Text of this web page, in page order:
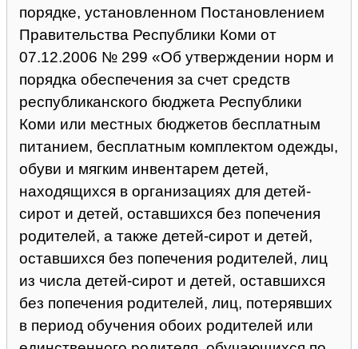
порядке, установленном Постановлением
Правительства Республики Коми от
07.12.2006 № 299 «Об утверждении норм и
порядка обеспечения за счет средств
республиканского бюджета Республики
Коми или местных бюджетов бесплатным
питанием, бесплатным комплектом одежды,
обуви и мягким инвентарем детей,
находящихся в организациях для детей-
сирот и детей, оставшихся без попечения
родителей, а также детей-сирот и детей,
оставшихся без попечения родителей, лиц
из числа детей-сирот и детей, оставшихся
без попечения родителей, лиц, потерявших
в период обучения обоих родителей или